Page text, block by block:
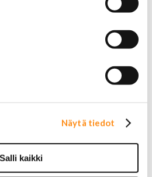
Näytä tiedot
Salli kaikki
Pick Up:eihin